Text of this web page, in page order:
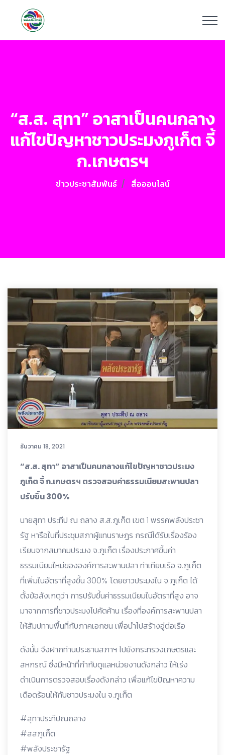
“ส.ส. สุทา” อาสาเป็นคนกลาง
แก้ไขปัญหาชาวประมงภูเก็ต จี้
ก.เกษตรฯ
ข่าวประชาสัมพันธ์ สื่อออนไลน์
ธันวาคม 18, 2021
“ส.ส. สุทา” อาสาเป็นคนกลางแก้ไขปัญหาชาวประมง
ภูเก็ต จี้ ก.เกษตรฯ ตรวจสอบค่าธรรมเนียมสะพานปลา
ปรับขึ้น 300%
นายสุทา ประทีป ณ ถลาง ส.ส.ภูเก็ต เขต 1 พรรคพลังประชา
รัฐ หารือในที่ประชุมสภาผู้แทนราษฎร กรณีได้รับเรื่องร้อง
เรียนจากสมาคมประมง จ.ภูเก็ต เรื่องประกาศขึ้นค่า
ธรรมเนียมใหม่ขององค์การสะพานปลา ท่าเทียบเรือ จ.ภูเก็ต
ที่เพิ่มในอัตราที่สูงขึ้น 300% โดยชาวประมงใน จ.ภูเก็ต ได้
ตั้งข้อสังเกตุว่า การปรับขึ้นค่าธรรมเนียมในอัตราที่สูง อาจ
มาจากการที่ชาวประมงไปคัดค้าน เรื่องที่องค์การสะพานปลา
ให้สัมปทานพื้นที่กับภาคเอกชน เพื่อนำไปสร้างอู่ต่อเรือ
ดังนั้น จึงฝากท่านประธานสภาฯ ไปยังกระทรวงเกษตรและ
สหกรณ์ ซึ่งมีหน้าที่กำกับดูแลหน่วยงานดังกล่าว ให้เร่ง
ดำเนินการตรวจสอบเรื่องดังกล่าว เพื่อแก้ไขปัญหาความ
เดือดร้อนให้กับชาวประมงใน จ.ภูเก็ต
#สุทาประทีปณถลาง
#สสภูเก็ต
#พลังประชารัฐ